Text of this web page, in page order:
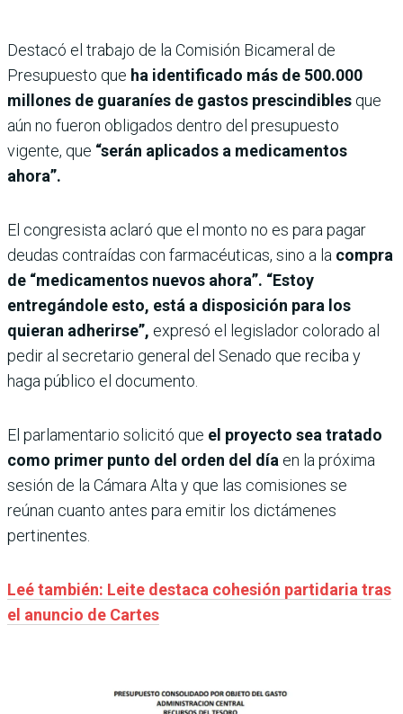
Destacó el trabajo de la Comisión Bicameral de
Presupuesto que ha identificado más de 500.000
millones de guaraníes de gastos prescindibles que
aún no fueron obligados dentro del presupuesto
vigente, que “serán aplicados a medicamentos
ahora”.
El congresista aclaró que el monto no es para pagar
deudas contraídas con farmacéuticas, sino a la compra
de “medicamentos nuevos ahora”. “Estoy
entregándole esto, está a disposición para los
quieran adherirse”, expresó el legislador colorado al
pedir al secretario general del Senado que reciba y
haga público el documento.
El parlamentario solicitó que el proyecto sea tratado
como primer punto del orden del día en la próxima
sesión de la Cámara Alta y que las comisiones se
reúnan cuanto antes para emitir los dictámenes
pertinentes.
Leé también: Leite destaca cohesión partidaria tras
el anuncio de Cartes